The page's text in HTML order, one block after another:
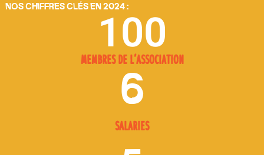
NOS CHIFFRES CLÉS EN 2024 :
Membres de l'association
100
Salaries
6